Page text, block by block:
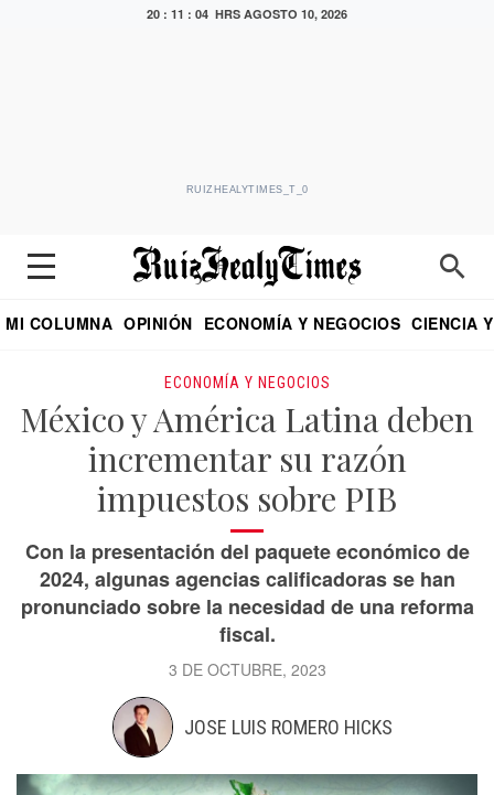
20 : 11 : 05 HRS AGOSTO 10, 2026
RUIZHEALYTIMES_T_0
MI COLUMNA OPINIÓN ECONOMÍA Y NEGOCIOS CIENCIA
ECONOMÍA Y NEGOCIOS
México y América Latina deben
incrementar su razón
impuestos sobre PIB
Con la presentación del paquete económico de
2024, algunas agencias calificadoras se han
pronunciado sobre la necesidad de una reforma
fiscal.
3 DE OCTUBRE, 2023
JOSE LUIS ROMERO HICKS